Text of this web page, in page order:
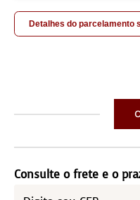
Detalhes do parcelamento
inteiro
Comp/2,20M
Consulte o frete e o